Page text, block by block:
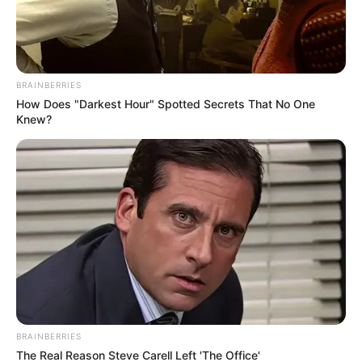
inseguridad perciben que Cúcuta es una ciudad
insegura,se sienten seguros en donde viven, pero fuera
de su jurisdicción no, el atraco callejero, la drogadicción,
las ollas a cielo abierto, el tráfico de drogas genera otros
delitos".
BRAINBERRIES
How Does "Darkest Hour" Spotted Secrets That No One
Knew?
BRAINBERRIES
The Real Reason Steve Carell Left 'The Office'